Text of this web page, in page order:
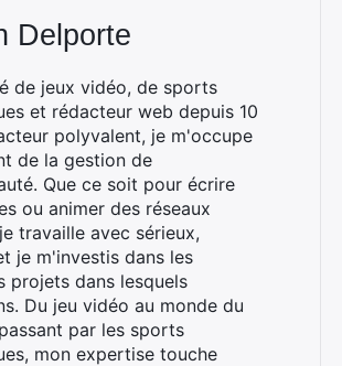
Delporte
de jeux vidéo, de sports
et rédacteur web depuis 10
polyvalent, je m'occupe
de la gestion de
Que ce soit pour écrire
ou animer des réseaux
travaille avec sérieux,
je m'investis dans les
projets dans lesquels
Du jeu vidéo au monde du
par les sports
mon expertise touche